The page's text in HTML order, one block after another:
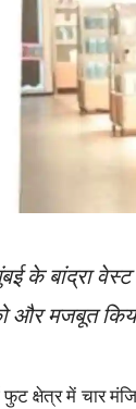
के बांद्रा
और मजबूत
क्षेत्र में चार